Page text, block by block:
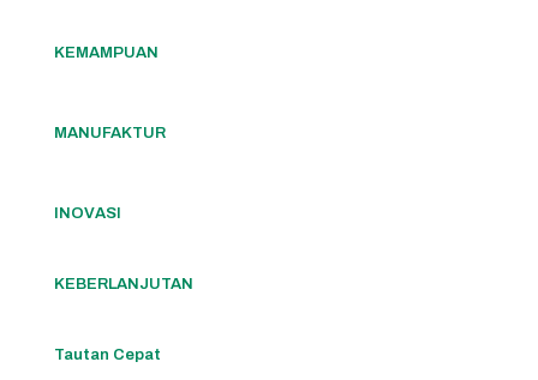
KEMAMPUAN
MANUFAKTUR
INOVASI
KEBERLANJUTAN
Tautan Cepat